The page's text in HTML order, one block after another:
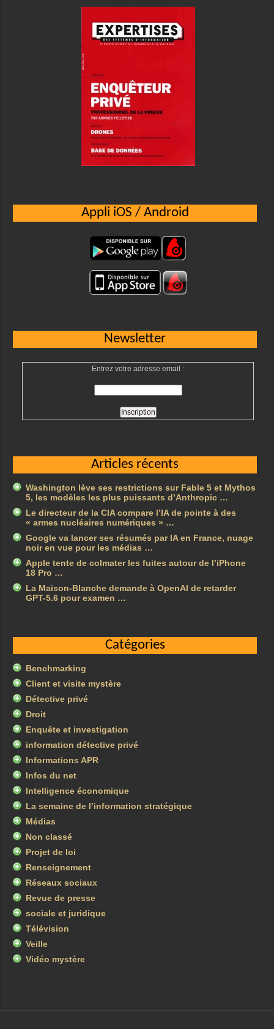
Appli iOS / Android
Newsletter
Entrez votre adresse email :
Articles récents
Washington lève ses restrictions sur Fable 5 et Mythos
5, les modèles les plus puissants d’Anthropic …
Le directeur de la CIA compare l’IA de pointe à des
« armes nucléaires numériques » …
Google va lancer ses résumés par IA en France, nuage
noir en vue pour les médias …
Apple tente de colmater les fuites autour de l’iPhone
18 Pro …
La Maison-Blanche demande à OpenAI de retarder
GPT-5.6 pour examen …
Catégories
Benchmarking
Client et visite mystère
Détective privé
Droit
Enquête et investigation
information détective privé
Informations APR
Infos du net
Intelligence économique
La semaine de l’information stratégique
Médias
Non classé
Projet de loi
Renseignement
Réseaux sociaux
Revue de presse
sociale et juridique
Télévision
Veille
Vidéo mystère